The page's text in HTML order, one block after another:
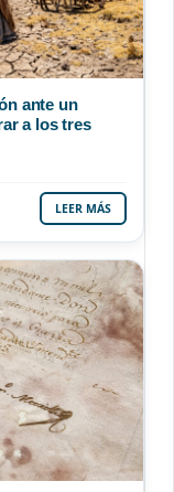
ante un
a los tres
LEER MÁS